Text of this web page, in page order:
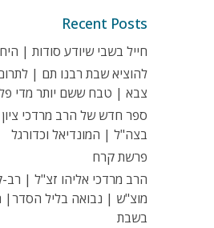
Recent Posts
חייל בשבי שיודע סודות |
להוציא שבת רבנו תם |
צבא | טבח ששם יותר מדי
ספר חדש של הרב מרדכי
בצה"ל | המונדיאל וכדורגל
פרשת קרח
הרב מרדכי אליהו זצ"ל |
מוצ"ש | נבואה בליל הסדר|
בשבת